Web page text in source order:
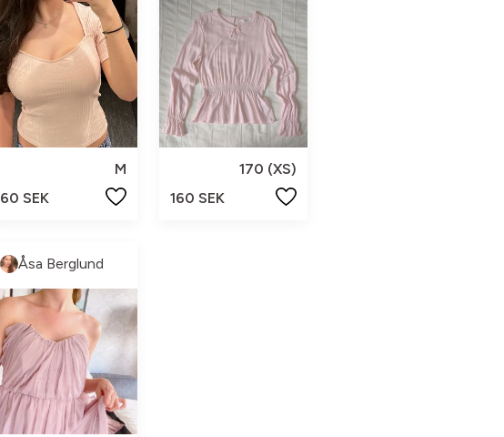
M
60 SEK
170 (XS)
160 SEK
Åsa Berglund